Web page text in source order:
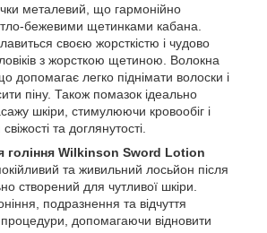
металевий, що гармонійно
бежевими щетинками кабана.
своєю жорсткістю і чудово
з жорсткою щетиною. Волокна
допомагає легко піднімати волоски і
піну. Також помазок ідеально
шкіри, стимулюючи кровообіг і
та доглянутості.
гоління Wilkinson Sword Lotion
та живильний лосьйон після
створений для чутливої шкіри.
подразнення та відчуття
процедури, допомагаючи відновити